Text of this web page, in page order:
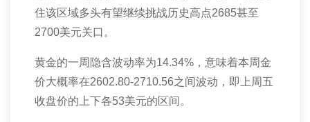
住该区域多头有望继续挑战历史高点2685甚至
2700美元关口。
黄金的一周隐含波动率为14.34% ，意味着本周金
价大概率在2602.80-2710.56之间波动，即上周五
收盘价的上下各53美元的区间。